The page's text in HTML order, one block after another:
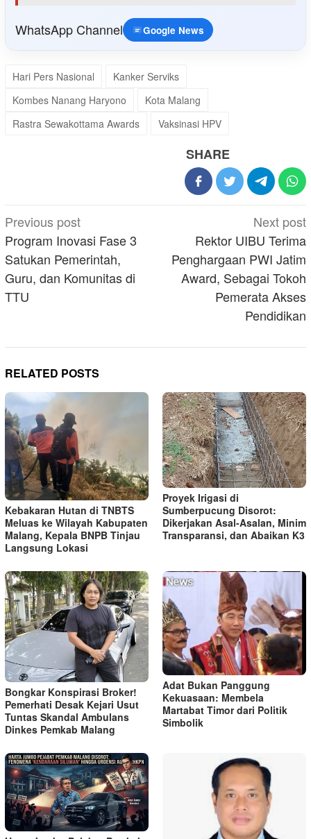
WhatsApp Channel Google News
Hari Pers Nasional
Kanker Serviks
Kombes Nanang Haryono
Kota Malang
Rastra Sewakottama Awards
Vaksinasi HPV
SHARE
Post
navigation
Previous post
Program Inovasi Fase 3
Satukan Pemerintah,
Guru, dan Komunitas di
TTU
Next post
Rektor UIBU Terima
Penghargaan PWI Jatim
Award, Sebagai Tokoh
Pemerata Akses
Pendidikan
RELATED POSTS
Kebakaran Hutan di TNBTS
Meluas ke Wilayah Kabupaten
Malang, Kepala BNPB Tinjau
Langsung Lokasi
Proyek Irigasi di
Sumberpucung Disorot:
Dikerjakan Asal-Asalan, Minim
Transparansi, dan Abaikan K3
Bongkar Konspirasi Broker!
Pemerhati Desak Kejari Usut
Tuntas Skandal Ambulans
Dinkes Pemkab Malang
Adat Bukan Panggung
Kekuasaan: Membela
Martabat Timor dari Politik
Simbolik